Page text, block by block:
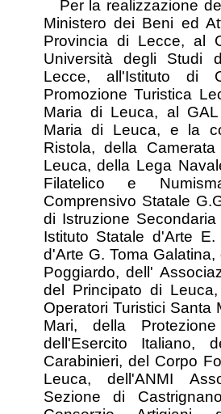
Per la realizzazione
Ministero dei Beni ed
Provincia di Lecce, al
Università degli Studi
Lecce, all'Istituto di
Promozione Turistica
Maria di Leuca, al
Maria di Leuca, e la
Ristola, della
Leuca, della Lega
Filatelico e
Comprensivo Statale
di Istruzione
Istituto Statale d'Arte
d'Arte G. Toma
Poggiardo, dell'
del Principato di
Operatori Turistici
Mari, della
dell'Esercito Italiano,
Carabinieri, del Corpo
Leuca, dell'ANMI
Sezione di